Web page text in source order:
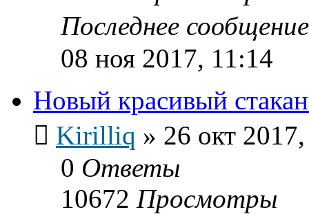
Последнее
08 ноя 2017, 11:14
Новый красивый
Kirilliq » 26 окт
0 Ответы
10672 Просмотры